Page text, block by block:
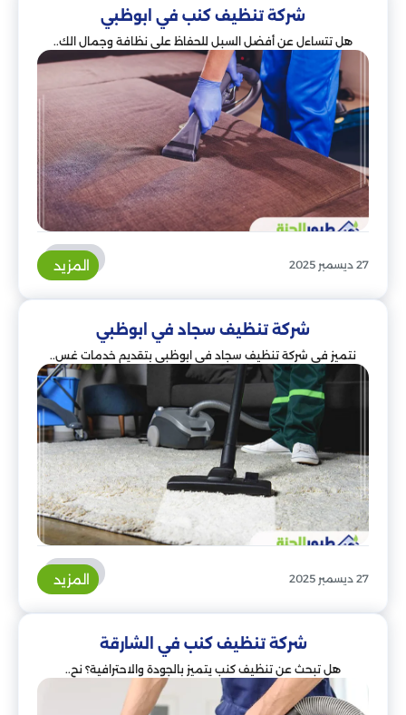
شركة تنظيف كنب في ابوظبي
هل تتساءل عن أفضل السبل للحفاظ على نظافة وجمال الك..
27 ديسمبر 2025 المزيد
شركة تنظيف سجاد في ابوظبي
نتميز في شركة تنظيف سجاد في ابوظبي بتقديم خدمات غس..
27 ديسمبر 2025 المزيد
شركة تنظيف كنب في الشارقة
هل تبحث عن تنظيف كنب يتميز بالجودة والاحترافية؟ نح..